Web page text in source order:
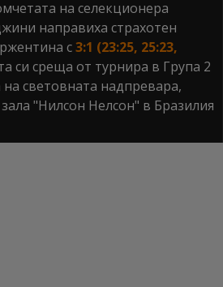
на селекционера
направиха страхотен
с3:1 (23:25, 25:23,
си среща от турнира в Група 2
световната надпревара,
"Нилсон Нелсон" в Бразилия